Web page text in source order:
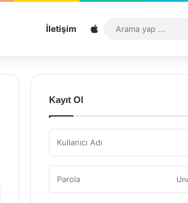
İletişim Sitemap
Kayıt Ol